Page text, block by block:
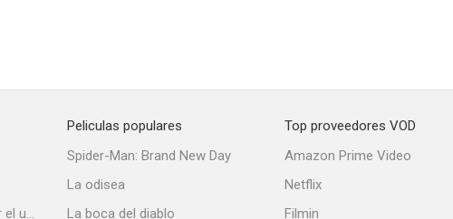
Stuart no consigue salvar el universo
Peliculas populares
Spider-Man: Brand New Day
La odisea
La boca del diablo
Top proveedores VOD
Amazon Prime Video
Netflix
Filmin